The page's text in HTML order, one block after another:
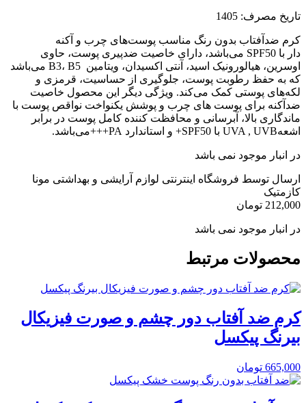
تاریخ مصرف: 1405
کرم ضدآفتاب بدون رنگ مناسب پوست‌های چرب و آکنه
دار با SPF50 می‌باشد، دارای خاصیت ضدپیری پوست، حاوی
اوسرین، هیالورونیک اسید، آنتی اکسیدان، ویتامین B3، B5 می‌باشد
که به حفظ رطوبت پوست، جلوگیری از حساسیت، قرمزی و
لکه‌های پوستی کمک می‌کند. ویژگی دیگر این محصول خاصیت
ضدآکنه برای پوست های چرب و پوشش یکنواخت نواقص پوست با
ماندگاری بالا، آبرسانی و محافظت کننده کامل پوست در برابر
اشعهUVA , UVB با SPF50+ و استاندارد PA+++می‌باشد.
در انبار موجود نمی باشد
ارسال توسط فروشگاه اینترنتی لوازم آرایشی و بهداشتی مونا
کازمتیک
212,000 تومان
در انبار موجود نمی باشد
محصولات مرتبط
کرم ضد آفتاب دور چشم و صورت فیزیکال
بیرنگ پیکسل
665,000 تومان